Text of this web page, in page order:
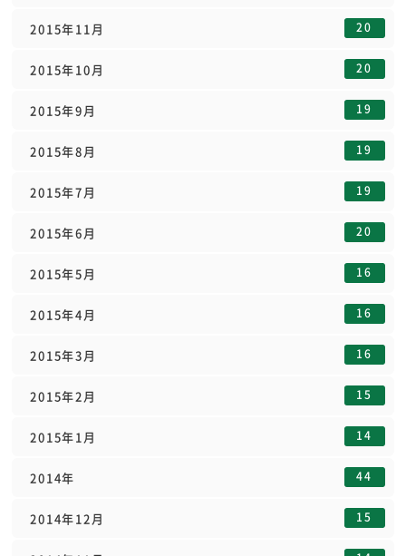
2015年11月 20
2015年10月 20
2015年9月 19
2015年8月 19
2015年7月 19
2015年6月 20
2015年5月 16
2015年4月 16
2015年3月 16
2015年2月 15
2015年1月 14
2014年 44
2014年12月 15